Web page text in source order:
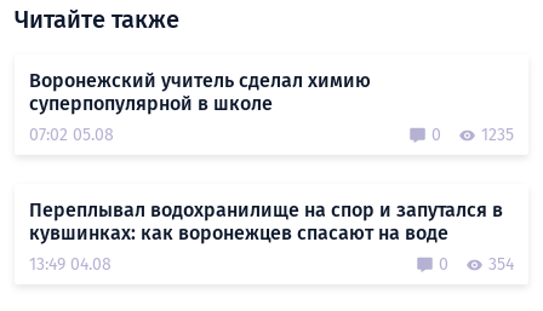
Читайте также
Воронежский учитель сделал химию
суперпопулярной в школе
07:02 05.08 0 1235
Переплывал водохранилище на спор и запутался в
кувшинках: как воронежцев спасают на воде
13:49 04.08 0 354